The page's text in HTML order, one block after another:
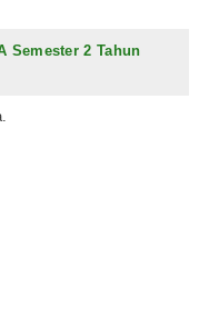
Semester 2 Tahun